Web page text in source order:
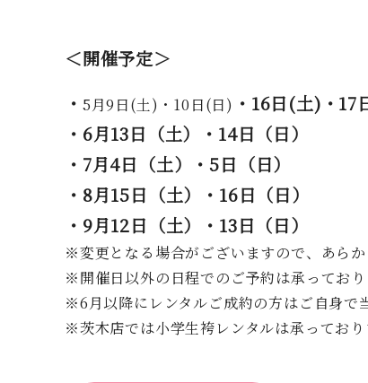
＜開催予定＞
・ 5月9日(土)・10日(日) ・16日(土)・17
・6月13日（土）・14日（日）
・7月4日（土）・5日（日）
・8月15日（土）・16日（日）
・9月12日（土）・13日（日）
※変更となる場合がございますので、あらか
※開催日以外の日程でのご予約は承っており
※6月以降にレンタルご成約の方はご自身で
※茨木店では小学生袴レンタルは承っており